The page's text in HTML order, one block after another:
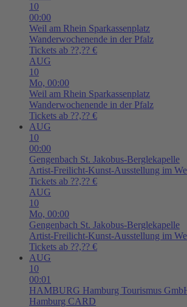
10
00:00
Weil am Rhein Sparkassenplatz
Wanderwochenende in der Pfalz
Tickets ab ??,?? €
AUG
10
Mo, 00:00
Weil am Rhein Sparkassenplatz
Wanderwochenende in der Pfalz
Tickets ab ??,?? €
AUG
10
00:00
Gengenbach St. Jakobus-Berglekapelle
Artist-Freilicht-Kunst-Ausstellung im
Tickets ab ??,?? €
AUG
10
Mo, 00:00
Gengenbach St. Jakobus-Berglekapelle
Artist-Freilicht-Kunst-Ausstellung im
Tickets ab ??,?? €
AUG
10
00:01
HAMBURG Hamburg Tourismus
Hamburg CARD